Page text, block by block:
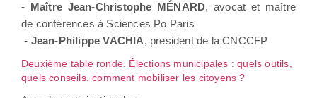
- Maître Jean-Christophe MÉNARD, avocat et maître
de conférences à Sciences Po Paris
- Jean-Philippe VACHIA, president de la CNCCFP
Deuxième table ronde. Élections municipales : quels outils,
quels conseils, comment mobiliser les citoyens ?